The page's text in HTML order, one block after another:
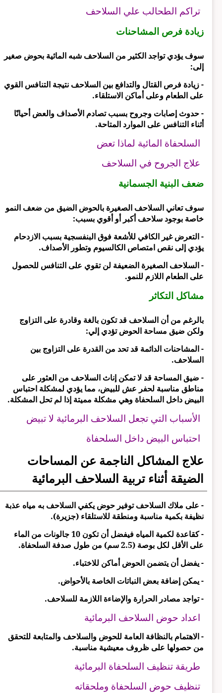
تراكم الطحالب علي السلاحف
زيادة فرص المشاحنات
سوف يؤدي تواجد الكثير من السلاحف شبه المائية بحوض صغير
إلى:
- زيادة فرص القتال والتدافع بين السلاحف نتيجة التنافس القوي
على الطعام وعلى أماكن الاستلقاء.
- حدوث إصابات وجروح بسبب تصادم الأصداف والعض أحيانًا
أثناء التنافس على الموارد المتاحة.
السلحفاة المائية لماذا تعض
علاج الجروح في السلاحف
ضعف البنية الجسمانية
سوف تعاني السلاحف الصغيرة بالحوض الضيق من ضعف النمو
خاصة بوجود سلاحف أكبر أو أقوي بسبب:
- التعرض غير الكافي للأشعة فوق البنفسجية بسبب الازدحام
يؤدي إلى نقص امتصاص الكالسيوم وتطور الأصداف.
- السلاحف الصغيرة الضعيفة لن تقوي على التنافس للحصول
على الطعام اللازم للنمو.
مشاكل التكاثر
بالرغم من أن السلاحف قد تكون بالغة وقادرة على التزاوج
ولكن ضيق مساحة الحوض تؤدي إلي:
- المشاحنات الدائمة قد تحد من القدرة على التزاوج بين
السلاحف.
- ضيق المساحة قد لا تمكن إناث السلاحف من العثور على
مناطق مناسبة لحفر عش للبيض، مما يؤدي لمشكلة احتباس
البيض داخل السلحفاة وهي مشكلة مميتة إذا لم تحل المشكلة.
الأسباب التي تجعل السلاحف البرمائية لا تبيض
احتباس البيض داخل السلحفاة
علاج المشاكل الناجمة عن المساحات
الضيقة أثناء تربية السلاحف البرمائية
- على ملاك السلاحف توفير حوض يكفي السلاحف به مياه عذبة
نظيفة بكمية مناسبة ومنطقة للاستلقاء (جزيرة).
- كقاعدة لكمية المياه فيفضل أن تكون 10 جالونات من الماء
على الأقل لكل بوصة (2.5 سم) من طول صدفة السلحفاة.
- يفضل أن يتضمن الحوض أماكن للاختباء.
- يمكن إضافة بعض النباتات الخاصة بالأحواض.
- تواجد مصادر الحرارة والإضاءة اللازمة للسلاحف.
اعداد حوض السلاحف البرمائية
- الاهتمام بالنظافة العامة للحوض والسلاحف والمتابعة للتحقق
من حصولها على ظروف معيشية مناسبة.
طريقة تنظيف السلحفاة البرمائية
تنظيف حوض السلحفاة وملحقاته